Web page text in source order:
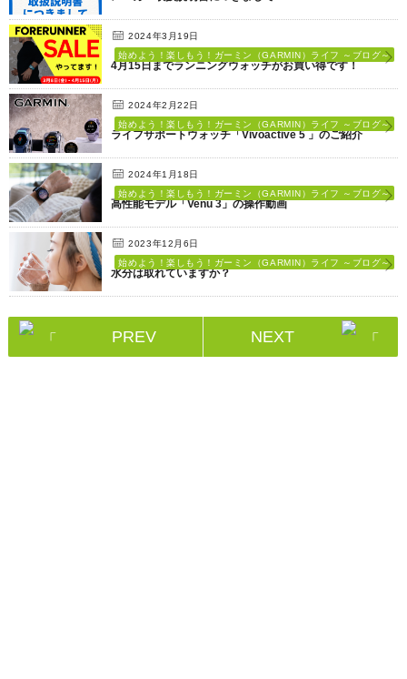
2024年3月19日
始めよう！楽しもう！ガーミン（GARMIN）ライフ ～ブログ～
4月15日までランニングウォッチがお買い得です！
2024年2月22日
始めよう！楽しもう！ガーミン（GARMIN）ライフ ～ブログ～
ライフサポートウォッチ「Vivoactive 5 」のご紹介
2024年1月18日
始めよう！楽しもう！ガーミン（GARMIN）ライフ ～ブログ～
高性能モデル「Venu 3」の操作動画
2023年12月6日
始めよう！楽しもう！ガーミン（GARMIN）ライフ ～ブログ～
水分は取れていますか？
PREV NEXT